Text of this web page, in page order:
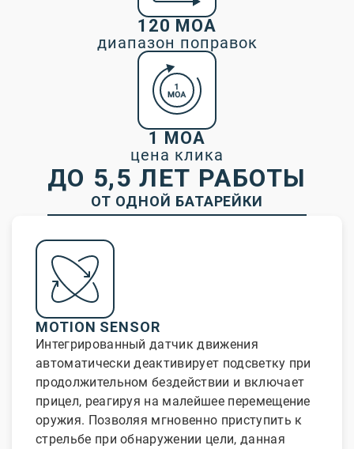
120 МОА
диапазон поправок
1 MOA
цена клика
ДО 5,5 ЛЕТ РАБОТЫ
ОТ ОДНОЙ БАТАРЕЙКИ
MOTION SENSOR
Интегрированный датчик движения
автоматически деактивирует подсветку при
продолжительном бездействии и включает
прицел, реагируя на малейшее перемещение
оружия. Позволяя мгновенно приступить к
стрельбе при обнаружении цели, данная